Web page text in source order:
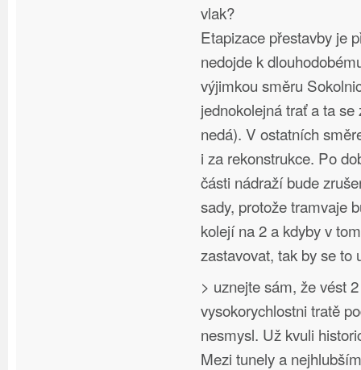
vlak?
Etapizace přestavby je
nedojde k
výjimkou směru
jednokolejná trať a ta
nedá). V ostatních
i za rekonstrukce. Po
části nádraží bude
sady, protože tramvaje
kolejí na 2 a kdyby v
zastavovat, tak by se to
> uznejte sám, že vést
vysokorychlostni tratě
nesmysl. Už kvuli
Mezi tunely a